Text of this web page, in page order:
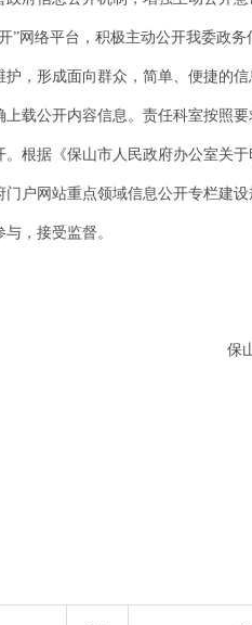
”网络平台，积极主动公开我委政务
，形成面向群众，简单、便捷的信
载公开内容信息。责任科室按照
根据《保山市人民政府办公室关于
户网站重点领域信息公开专栏建设
，接受监督。
保